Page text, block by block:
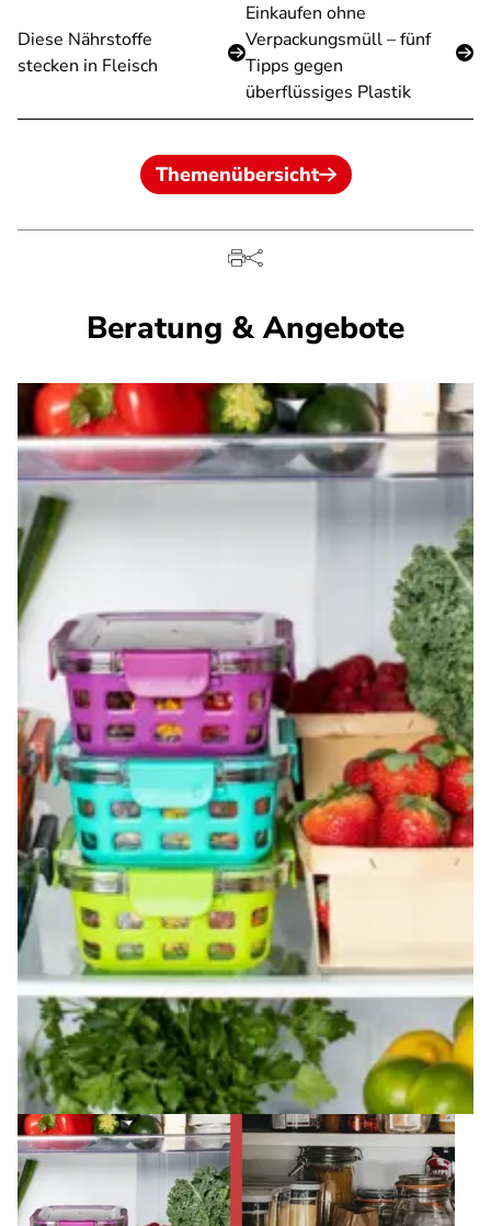
Diese Nährstoffe
stecken in Fleisch
Einkaufen ohne
Verpackungsmüll – fünf
Tipps gegen
überflüssiges Plastik
Themenübersicht
Beratung & Angebote